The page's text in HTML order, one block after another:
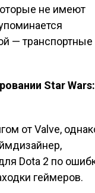
не имеют
— транспортные
Star Wars:
от Valve,
Dota 2 по
геймеров.